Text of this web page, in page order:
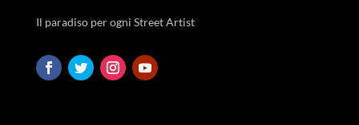
Il paradiso per ogni Street Artist